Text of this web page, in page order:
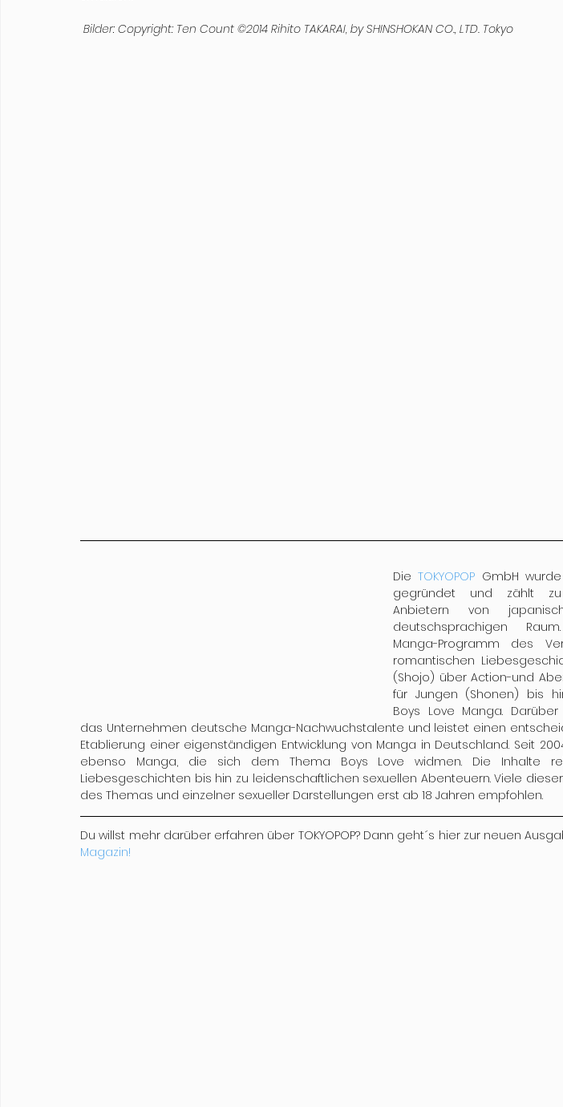
Bilder: Copyright: Ten Count ©2014 Rihito TAKARAI, by SHINSHOKAN CO., LTD. Tokyo
Die TOKYOPOP GmbH
gegründet und zählt
Anbietern von
deutschsprachigen
Manga-Programm des
romantischen
(Shojo) über Action-und
für Jungen (Shonen) bis
Boys Love Manga.
das Unternehmen deutsche Manga-Nachwuchstalente und leistet einen
Etablierung einer eigenständigen Entwicklung von Manga in Deutschland. Seit
ebenso Manga, die sich dem Thema Boys Love widmen. Die Inhalte
Liebesgeschichten bis hin zu leidenschaftlichen sexuellen Abenteuern. Viele
des Themas und einzelner sexueller Darstellungen erst ab 18 Jahren empfohlen.
Du willst mehr darüber erfahren über TOKYOPOP? Dann geht´s hier zur neuen
Magazin!